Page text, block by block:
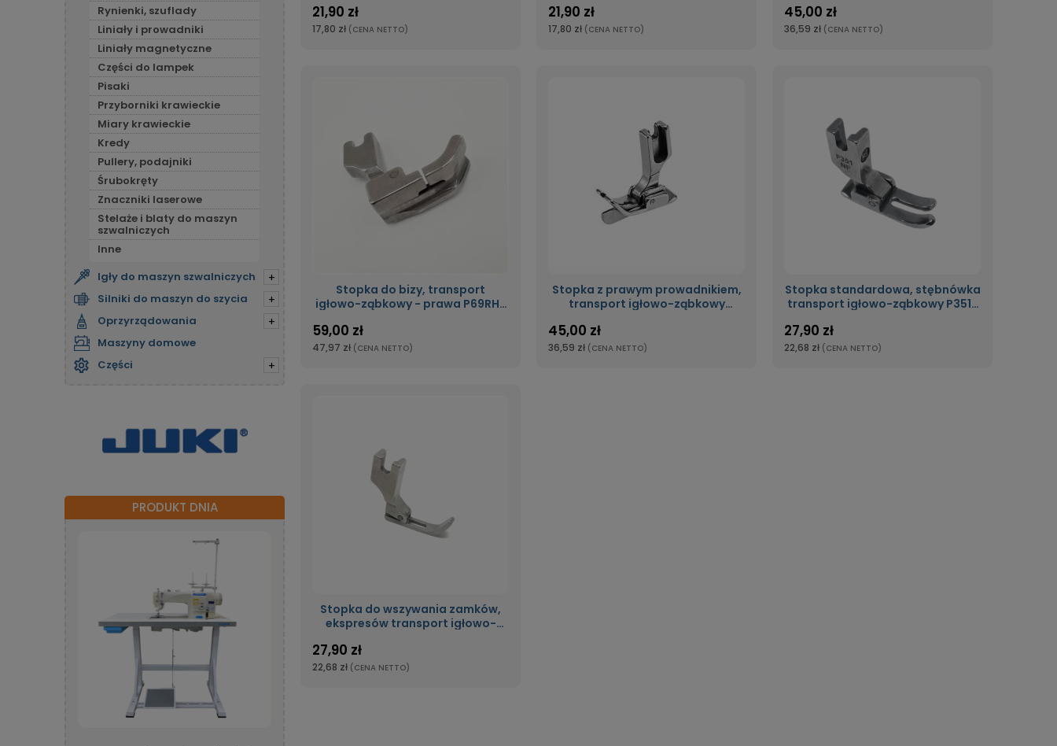
Rynienki, szuflady
Liniały i prowadniki
Liniały magnetyczne
Części do lampek
Pisaki
Przyborniki krawieckie
Miary krawieckie
Kredy
Pullery, podajniki
Śrubokręty
Znaczniki laserowe
Stelaże i blaty do maszyn
szwalniczych
Inne
+
Igły do maszyn szwalniczych
+
Silniki do maszyn do szycia
+
Oprzyrządowania
Maszyny domowe
+
Części
PRODUKT DNIA
21,90 zł
17,80 zł (CENA NETTO)
21,90 zł
17,80 zł (CENA NETTO)
45,00 zł
36,59 zł (CENA NETTO)
Stopka do bizy, transport
igłowo-ząbkowy - prawa P69RH-
59,00 zł
47,97 zł (CENA NETTO)
Stopka z prawym prowadnikiem,
transport igłowo-ząbkowy
45,00 zł
36,59 zł (CENA NETTO)
Stopka standardowa, stębnówka
transport igłowo-ząbkowy P351-
27,90 zł
22,68 zł (CENA NETTO)
Stopka do wszywania zamków,
ekspresów transport igłowo-
27,90 zł
22,68 zł (CENA NETTO)